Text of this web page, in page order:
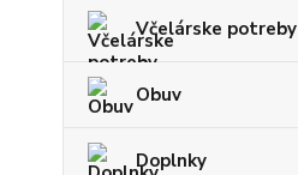
Včelárske potreby
Obuv
Doplnky